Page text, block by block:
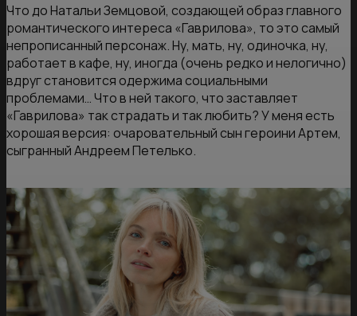
Что до Натальи Земцовой, создающей образ главного
романтического интереса «Гаврилова», то это самый
непрописанный персонаж. Ну, мать, ну, одиночка, ну,
работает в кафе, ну, иногда (очень редко и нелогично)
вдруг становится одержима социальными
проблемами… Что в ней такого, что заставляет
«Гаврилова» так страдать и так любить? У меня есть
хорошая версия: очаровательный сын героини Артем,
сыгранный Андреем Петелько.